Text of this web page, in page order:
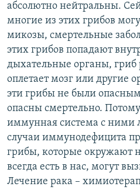
абсолютно нейтральны.
многие из этих грибов
микозы, смертельные
этих грибов попадают
дыхательные органы, гриб
оплетает мозг или другие
эти грибы не были
опасны смертельно.
иммунная система с ними
случаи иммунодефицита
грибы, которые окружают
всегда есть в нас, могут
Лечение рака –